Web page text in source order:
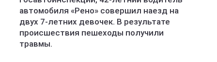
автомобиля «Рено» совершил наезд на
двух 7-летних девочек. В результате
происшествия пешеходы получили
травмы.